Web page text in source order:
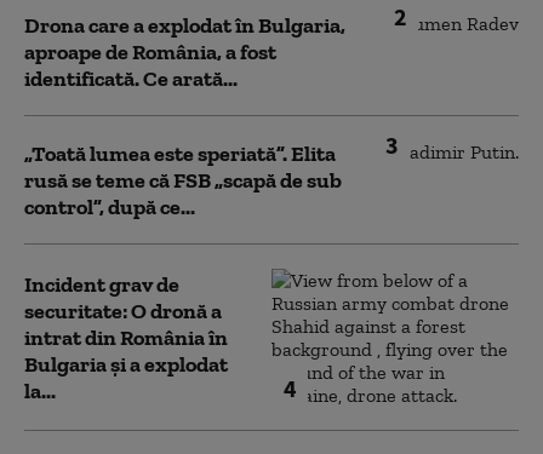
2
Drona care a explodat în Bulgaria,
aproape de România, a fost
identificată. Ce arată...
3
„Toată lumea este speriată”. Elita
rusă se teme că FSB „scapă de sub
control”, după ce...
4
Incident grav de
securitate: O dronă a
intrat din România în
Bulgaria şi a explodat
la...